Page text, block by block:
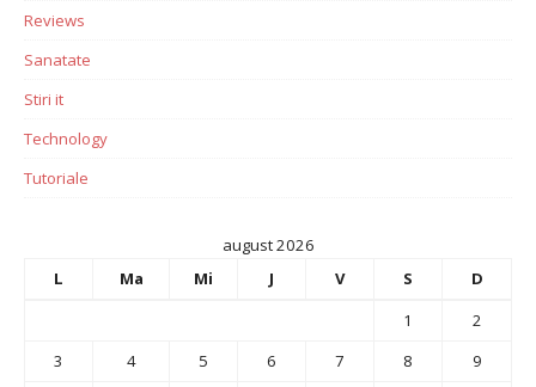
Reviews
Sanatate
Stiri it
Technology
Tutoriale
august 2026
L
Ma Mi J V S
D
1
2
3
4 5 6 7 8
9